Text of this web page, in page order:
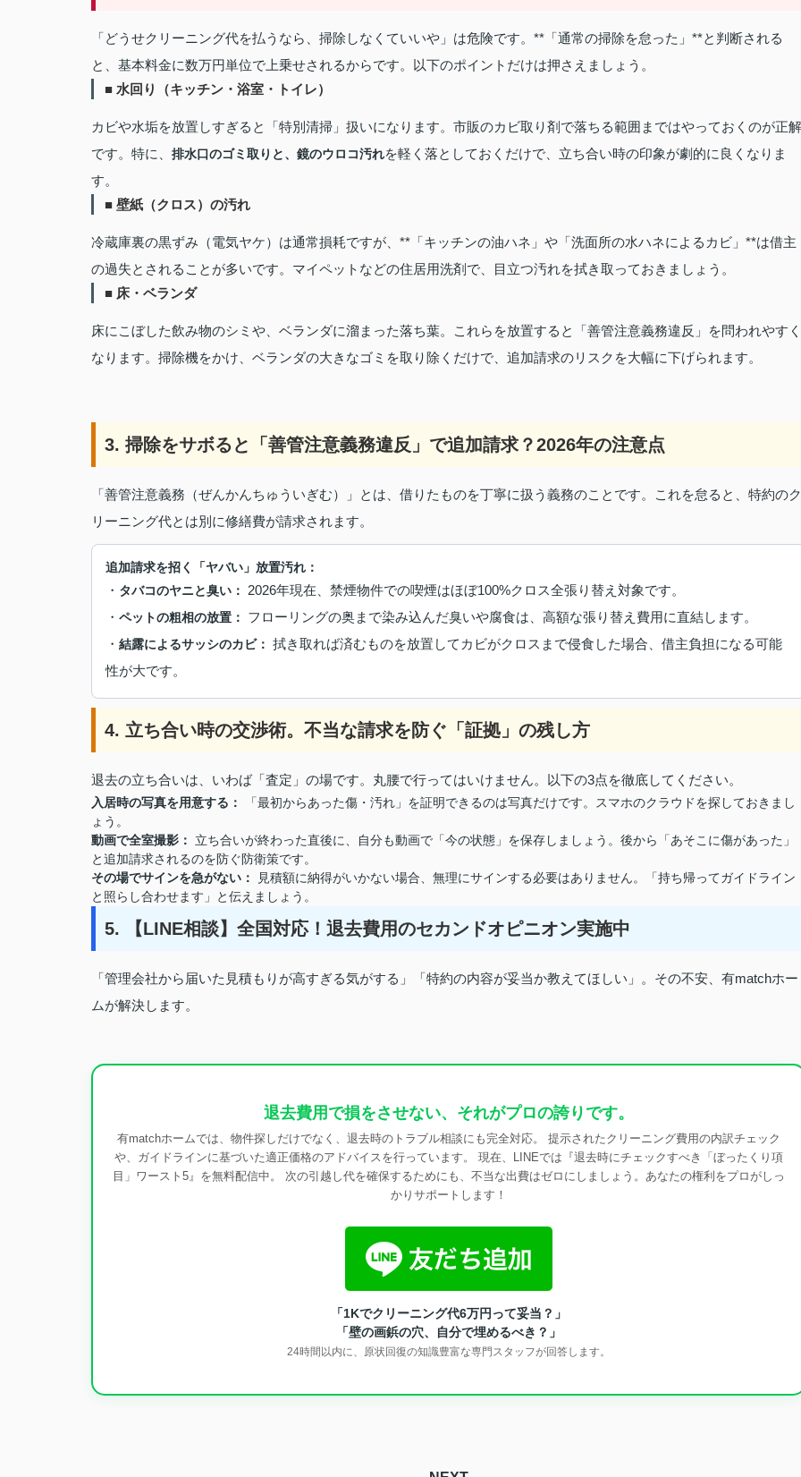
「どうせクリーニング代を払うなら、掃除しなくていいや」は危険です。**「通常の掃除を怠った」**と判断される
と、基本料金に数万円単位で上乗せされるからです。以下のポイントだけは押さえましょう。
■ 水回り（キッチン・浴室・トイレ）
カビや水垢を放置しすぎると「特別清掃」扱いになります。市販のカビ取り剤で落ちる範囲まではやっておくのが正解
です。特に、 排水口のゴミ取りと、鏡のウロコ汚れを軽く落としておくだけで、立ち合い時の印象が劇的に良くなりま
す。
■ 壁紙（クロス）の汚れ
冷蔵庫裏の黒ずみ（電気ヤケ）は通常損耗ですが、**「キッチンの油ハネ」や「洗面所の水ハネによるカビ」**は借主
の過失とされることが多いです。マイペットなどの住居用洗剤で、目立つ汚れを拭き取っておきましょう。
■ 床・ベランダ
床にこぼした飲み物のシミや、ベランダに溜まった落ち葉。これらを放置すると「善管注意義務違反」を問われやすく
なります。掃除機をかけ、ベランダの大きなゴミを取り除くだけで、追加請求のリスクを大幅に下げられます。
3. 掃除をサボると「善管注意義務違反」で追加請求？2026年の注意点
「善管注意義務（ぜんかんちゅういぎむ）」とは、借りたものを丁寧に扱う義務のことです。これを怠ると、特約のク
リーニング代とは別に修繕費が請求されます。
追加請求を招く「ヤバい」放置汚れ：
・ タバコのヤニと臭い：
2026年現在、禁煙物件での喫煙はほぼ100%クロス全張り替え対象です。
・ ペットの粗相の放置：
フローリングの奥まで染み込んだ臭いや腐食は、高額な張り替え費用に直結します。
・ 結露によるサッシのカビ： 拭き取れば済むものを放置してカビがクロスまで侵食した場合、借主負担になる可能
性が大です。
4. 立ち合い時の交渉術。不当な請求を防ぐ「証拠」の残し方
退去の立ち合いは、いわば「査定」の場です。丸腰で行ってはいけません。以下の3点を徹底してください。
入居時の写真を用意する：
「最初からあった傷・汚れ」を証明できるのは写真だけです。スマホのクラウドを探しておきまし
ょう。
動画で全室撮影：
立ち合いが終わった直後に、自分も動画で「今の状態」を保存しましょう。後から「あそこに傷があった」
と追加請求されるのを防ぐ防衛策です。
その場でサインを急がない：
見積額に納得がいかない場合、無理にサインする必要はありません。「持ち帰ってガイドライン
と照らし合わせます」と伝えましょう。
5. 【LINE相談】全国対応！退去費用のセカンドオピニオン実施中
「管理会社から届いた見積もりが高すぎる気がする」「特約の内容が妥当か教えてほしい」。その不安、有matchホー
ムが解決します。
退去費用で損をさせない、それがプロの誇りです。
有matchホームでは、物件探しだけでなく、退去時のトラブル相談にも完全対応。 提示されたクリーニング費用の内訳チェック
や、ガイドラインに基づいた適正価格のアドバイスを行っています。 現在、LINEでは『退去時にチェックすべき「ぼったくり項
目」ワースト5』を無料配信中。 次の引越し代を確保するためにも、不当な出費はゼロにしましょう。あなたの権利をプロがしっ
かりサポートします！
「1Kでクリーニング代6万円って妥当？」
「壁の画鋲の穴、自分で埋めるべき？」
24時間以内に、原状回復の知識豊富な専門スタッフが回答します。